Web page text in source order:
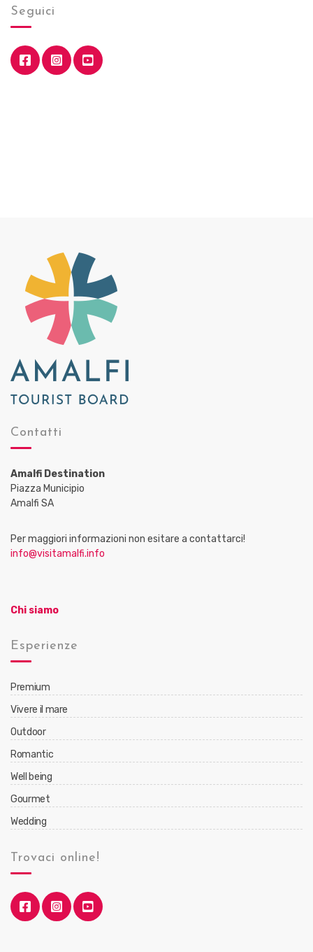
Seguici
Contatti
Amalfi Destination
Piazza Municipio
Amalfi SA
Per maggiori informazioni non esitare a contattarci!
info@visitamalfi.info
Chi siamo
Esperienze
Premium
Vivere il mare
Outdoor
Romantic
Well being
Gourmet
Wedding
Trovaci online!